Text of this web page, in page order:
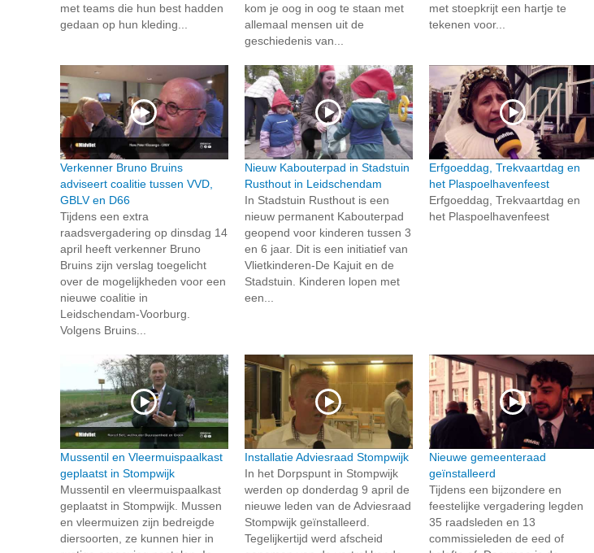
met teams die hun best hadden
gedaan op hun kleding...
kom je oog in oog te staan met
allemaal mensen uit de
geschiedenis van...
met stoepkrijt een hartje te
tekenen voor...
Verkenner Bruno Bruins
adviseert coalitie tussen VVD,
GBLV en D66
Tijdens een extra
raadsvergadering op dinsdag 14
april heeft verkenner Bruno
Bruins zijn verslag toegelicht
over de mogelijkheden voor een
nieuwe coalitie in
Leidschendam-Voorburg.
Volgens Bruins...
Nieuw Kabouterpad in Stadstuin
Rusthout in Leidschendam
In Stadstuin Rusthout is een
nieuw permanent Kabouterpad
geopend voor kinderen tussen 3
en 6 jaar. Dit is een initiatief van
Vlietkinderen-De Kajuit en de
Stadstuin. Kinderen lopen met
een...
Erfgoeddag, Trekvaartdag en
het Plaspoelhavenfeest
Erfgoeddag, Trekvaartdag en
het Plaspoelhavenfeest
Mussentil en Vleermuispaalkast
geplaatst in Stompwijk
Mussentil en vleermuispaalkast
geplaatst in Stompwijk. Mussen
en vleermuizen zijn bedreigde
diersoorten, ze kunnen hier in
Installatie Adviesraad Stompwijk
In het Dorpspunt in Stompwijk
werden op donderdag 9 april de
nieuwe leden van de Adviesraad
Stompwijk geïnstalleerd.
Tegelijkertijd werd afscheid
Nieuwe gemeenteraad
geïnstalleerd
Tijdens een bijzondere en
feestelijke vergadering legden
35 raadsleden en 13
commissieleden de eed of